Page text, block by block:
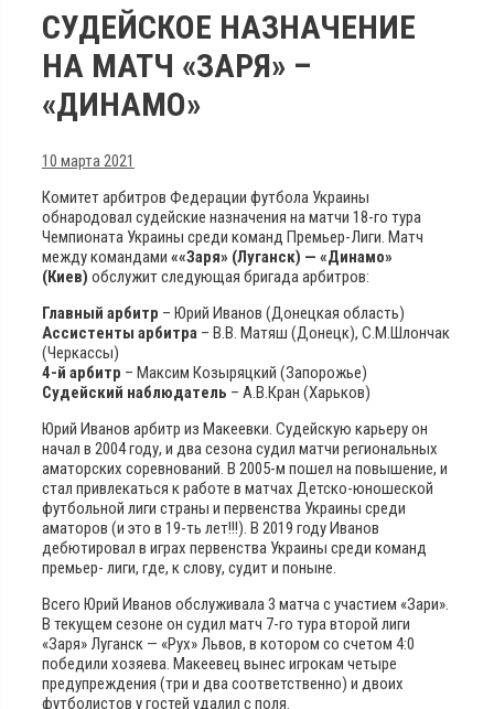
СУДЕЙСКОЕ НАЗНАЧЕНИЕ
НА МАТЧ «ЗАРЯ» –
«ДИНАМО»
10 марта 2021
Комитет арбитров Федерации футбола Украины
обнародовал судейские назначения на матчи 18-го тура
Чемпионата Украины среди команд Премьер-Лиги. Матч
между командами ««Заря» (Луганск) — «Динамо»
(Киев) обслужит следующая бригада арбитров:
Главный арбитр – Юрий Иванов (Донецкая область)
Ассистенты арбитра – В.В. Матяш (Донецк), С.М.Шлончак
(Черкассы)
4-й арбитр – Максим Козыряцкий (Запорожье)
Судейский наблюдатель – А.В.Кран (Харьков)
Юрий Иванов арбитр из Макеевки. Судейскую карьеру он
начал в 2004 году, и два сезона судил матчи региональных
аматорских соревнований. В 2005-м пошел на повышение, и
стал привлекаться к работе в матчах Детско-юношеской
футбольной лиги страны и первенства Украины среди
аматоров (и это в 19-ть лет!!!). В 2019 году Иванов
дебютировал в играх первенства Украины среди команд
премьер- лиги, где, к слову, судит и поныне.
Всего Юрий Иванов обслуживала 3 матча с участием «Зари».
В текущем сезоне он судил матч 7-го тура второй лиги
«Заря» Луганск — «Рух» Львов, в котором со счетом 4:0
победили хозяева. Макеевец вынес игрокам четыре
предупреждения (три и два соответственно) и двоих
футболистов у гостей удалил с поля.